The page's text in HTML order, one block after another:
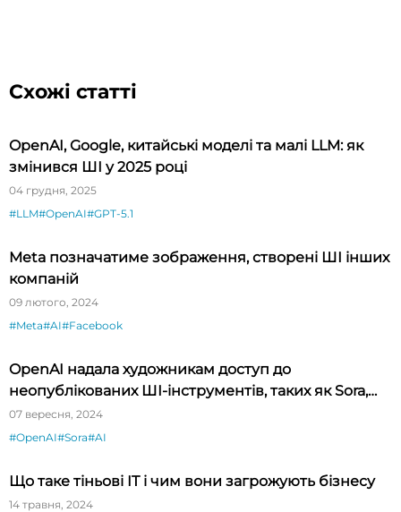
Схожі статті
OpenAI, Google, китайські моделі та малі LLM: як
змінився ШІ у 2025 році
04 грудня, 2025
#LLM#OpenAI#GPT-5.1
Meta позначатиме зображення, створені ШІ інших
компаній
09 лютого, 2024
#Meta#AI#Facebook
OpenAI надала художникам доступ до
неопублікованих ШІ-інструментів, таких як Sora,
для виставки у Нью-Йорку
07 вересня, 2024
#OpenAI#Sora#AI
Що таке тіньові IT і чим вони загрожують бізнесу
14 травня, 2024